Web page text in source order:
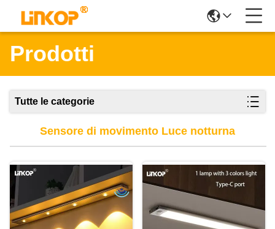
Prodotti
Tutte le categorie
Sensore di movimento Luce notturna